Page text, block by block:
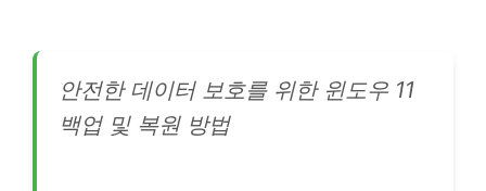
안전한 데이터 보호를 위한 윈도우 11
백업 및 복원 방법